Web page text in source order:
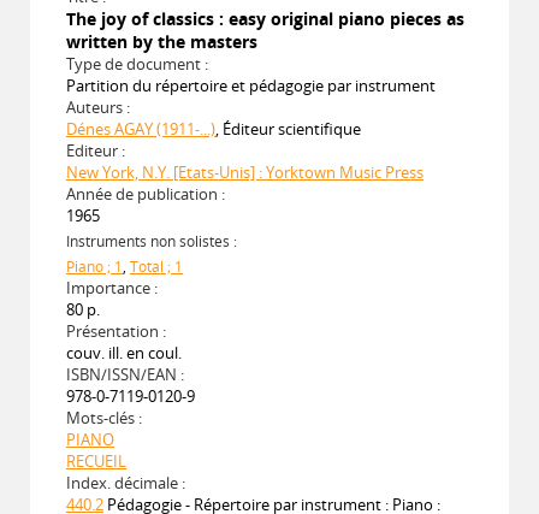
The joy of classics : easy original piano pieces as
written by the masters
Type de document :
Partition du répertoire et pédagogie par instrument
Auteurs :
Dénes AGAY (1911-...), Éditeur scientifique
Editeur :
New York, N.Y. [Etats-Unis] : Yorktown Music Press
Année de publication :
1965
Instruments non solistes :
Piano ; 1, Total ; 1
Importance :
80 p.
Présentation :
couv. ill. en coul.
ISBN/ISSN/EAN :
978-0-7119-0120-9
Mots-clés :
PIANO
RECUEIL
Index. décimale :
440.2 Pédagogie - Répertoire par instrument : Piano :